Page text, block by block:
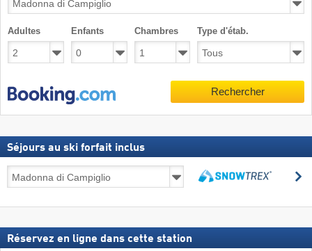
Adultes Enfants Chambres Type d'étab.
Rechercher
Séjours au ski forfait inclus
au
forfait
Réservez en ligne dans cette station